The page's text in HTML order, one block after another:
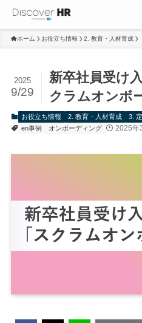
ホーム お役立ち情報 2. 教育・人材育成
新卒社員受け
クラムオンボ
2025
9/29
お役立ち情報 2. 教育・人材育成
3.
en事例
オンボーディング 2025年